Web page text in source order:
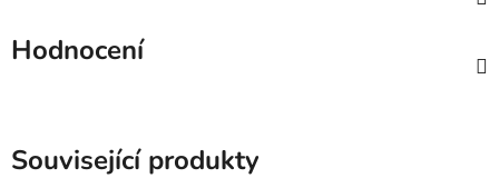
Hodnocení
Související produkty